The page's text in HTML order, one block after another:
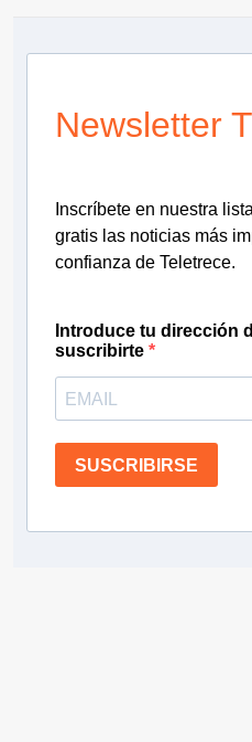
Newsletter
Inscríbete en nuestra
gratis las noticias más
confianza de Teletrece.
Introduce tu dirección
suscribirte
SUSCRIBIRSE